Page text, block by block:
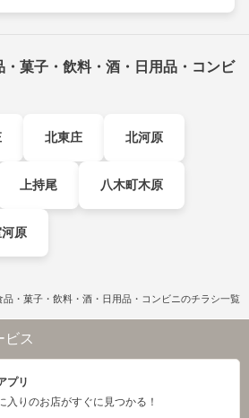
菓子・飲料・酒・日用品・コンビ
北東庄 北河原
上持尾 八木町木原
原
品・菓子・飲料・酒・日用品・コンビニのチラシ一覧
ビス
プリ
入りのお店がすぐに見つかる！